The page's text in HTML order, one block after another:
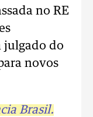
no RE
julgado do
novos
Brasil.